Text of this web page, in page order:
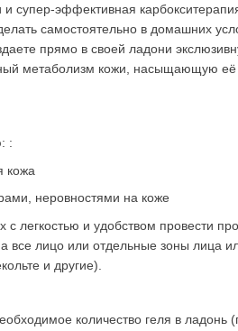
и супер-эффективная
самостоятельно в домашних
прямо в своей ладони
метаболизм кожи, насыщающую её
:
кожа
неровностями на коже
легкостью и удобством провести
все лицо или отдельные зоны лица
и другие).
количество геля в ладонь